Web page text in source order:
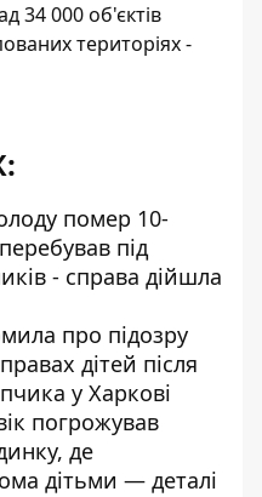
34 000 об'єктів
територіях -
помер 10-
під
- справа дійшла
про підозру
дітей після
у Харкові
погрожував
де
дітьми — деталі